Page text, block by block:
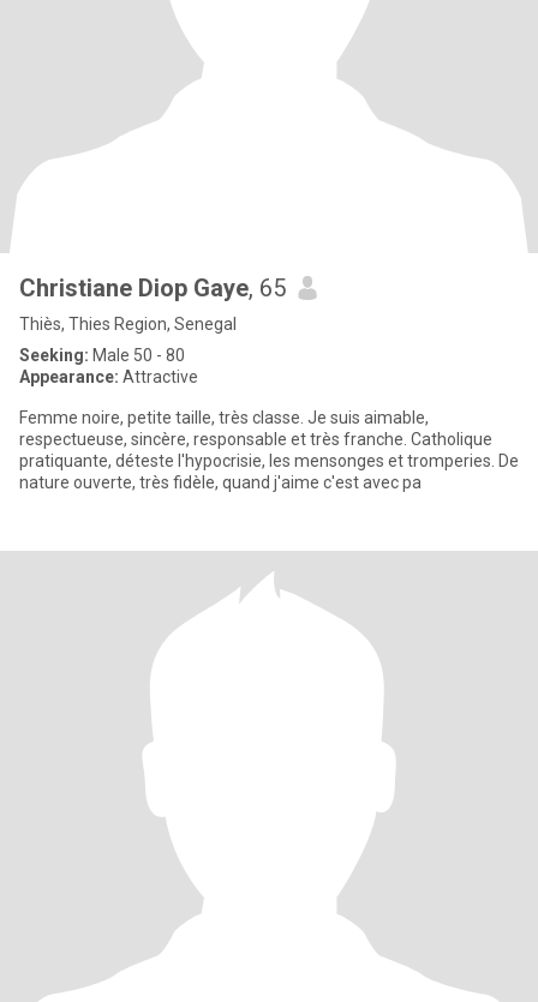
Christiane Diop Gaye, 65
Thiès, Thies Region, Senegal
Seeking: Male 50 - 80
Appearance: Attractive
Femme noire, petite taille, très classe. Je suis aimable,
respectueuse, sincère, responsable et très franche. Catholique
pratiquante, déteste l'hypocrisie, les mensonges et tromperies. De
nature ouverte, très fidèle, quand j'aime c'est avec pa